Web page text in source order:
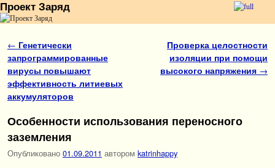
Проект Заряд
Навигация по записям
← Генетически
запрограммированные
вирусы повышают
эффективность литиевых
аккумуляторов
Проверка целостности
изоляции при помощи
высокого напряжения →
Особенности использования переносного
заземления
Опубликовано 01.09.2011 автором katrinhappy